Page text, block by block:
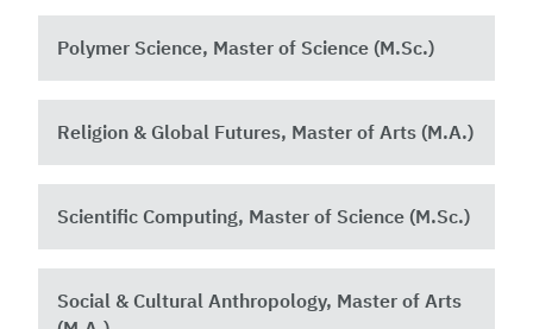
Polymer Science, Master of Science (M.Sc.)
Religion & Global Futures, Master of Arts (M.A.)
Scientific Computing, Master of Science (M.Sc.)
Social & Cultural Anthropology, Master of Arts